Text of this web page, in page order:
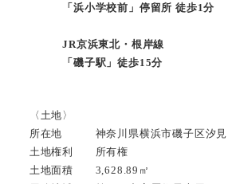
「浜小学校前」停留所 徒歩1分
JR京浜東北・根岸線
「磯子駅」徒歩15分
〈土地〉
所在地 神奈川県横浜市磯子区汐見
土地権利 所有権
土地面積 3,628.89㎡